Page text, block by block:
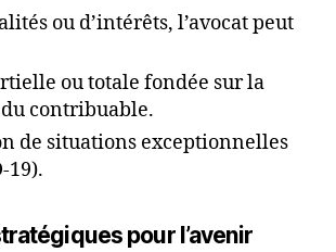
ou d’intérêts, l’avocat peut
ou totale fondée sur la
du contribuable.
de situations exceptionnelles
19).
pour l’avenir